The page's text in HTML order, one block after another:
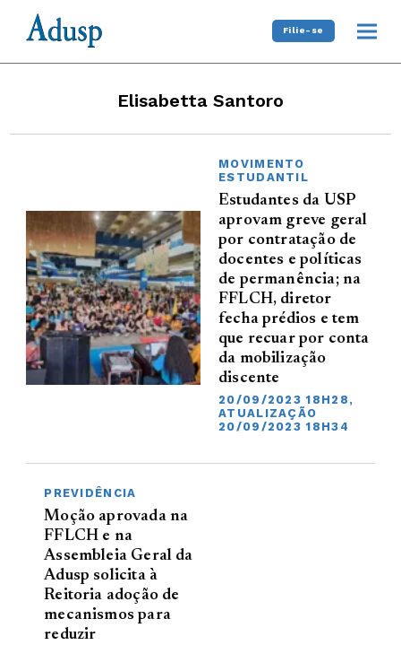
Filie-se
Elisabetta Santoro
MOVIMENTO
ESTUDANTIL
Estudantes da USP
aprovam greve geral
por contratação de
docentes e políticas
de permanência; na
FFLCH, diretor
fecha prédios e tem
que recuar por conta
da mobilização
discente
20/09/2023 18H28,
ATUALIZAÇÃO
20/09/2023 18H34
PREVIDÊNCIA
Moção aprovada na
FFLCH e na
Assembleia Geral da
Adusp solicita à
Reitoria adoção de
mecanismos para
reduzir